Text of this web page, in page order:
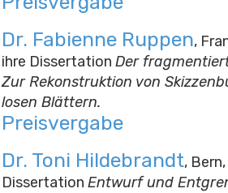
Dr. Fabienne Ruppen,
ihre Dissertation Der
Zur Rekonstruktion von
losen Blättern.
Preisvergabe
Dr. Toni Hildebrandt,
Dissertation Entwurf und